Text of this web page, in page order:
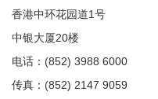
香港中环花园道1号
中银大厦20楼
电话：(852) 3988 6000
传真：(852) 2147 9059